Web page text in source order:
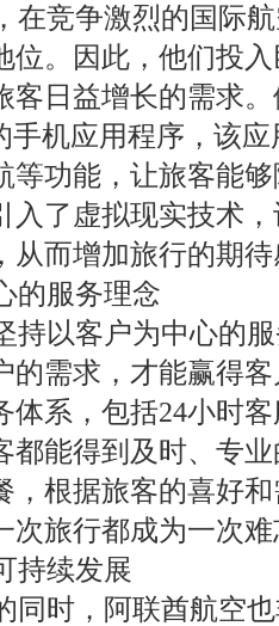
在竞争激烈的国际
位。因此，他们投
客日益增长的需求
手机应用程序，该
等功能，让旅客能
入了虚拟现实技术
从而增加旅行的期
的服务理念
持以客户为中心的
的需求，才能赢得
体系，包括24小时
都能得到及时、专
，根据旅客的喜好
次旅行都成为一次
持续发展
同时，阿联酋航空